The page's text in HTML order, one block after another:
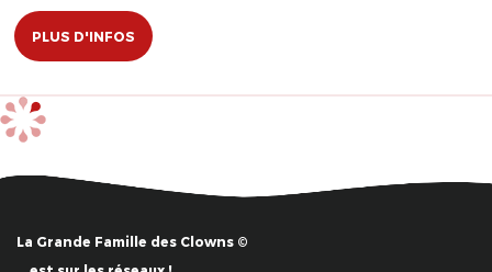
PLUS D'INFOS
La Grande Famille des Clowns ©